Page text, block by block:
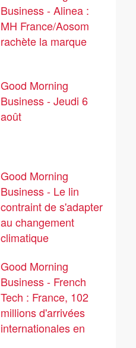
Business - Alinea :
MH France/Aosom
rachète la marque
Good Morning
Business - Jeudi 6
août
Good Morning
Business - Le lin
contraint de s'adapter
au changement
climatique
Good Morning
Business - French
Tech : France, 102
millions d'arrivées
internationales en